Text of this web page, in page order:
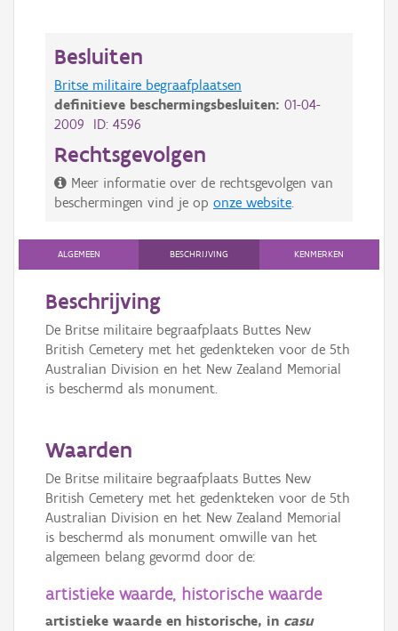
Besluiten
Britse militaire begraafplaatsen
definitieve beschermingsbesluiten: 01-04-
2009 ID: 4596
Rechtsgevolgen
Meer informatie over de rechtsgevolgen van
beschermingen vind je op onze website
ALGEMEEN BESCHRIJVING KENMERKEN
Beschrijving
De Britse militaire begraafplaats Buttes New
British Cemetery met het gedenkteken voor de 5th
Australian Division en het New Zealand Memorial
is beschermd als monument.
Waarden
De Britse militaire begraafplaats Buttes New
British Cemetery met het gedenkteken voor de 5th
Australian Division en het New Zealand Memorial
is beschermd als monument omwille van het
algemeen belang gevormd door de:
artistieke waarde, historische waarde
artistieke waarde en historische, in casu